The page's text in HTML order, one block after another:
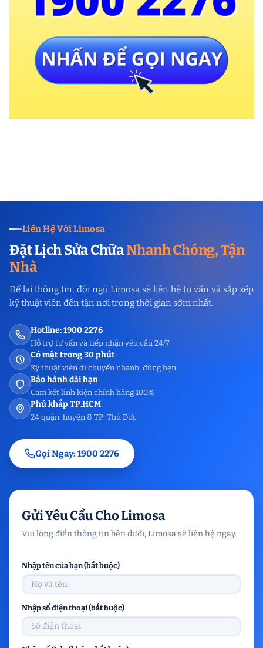
Liên Hệ Với Limosa
Đặt Lịch Sửa ChữaNhanh Chóng, Tận
Nhà
Để lại thông tin, đội ngũ Limosa sẽ liên hệ tư vấn và sắp xếp
kỹ thuật viên đến tận nơi trong thời gian sớm nhất.
Hotline: 1900 2276
Hỗ trợ tư vấn và tiếp nhận yêu cầu 24/7
Có mặt trong 30 phút
Kỹ thuật viên di chuyển nhanh, đúng hẹn
Bảo hành dài hạn
Cam kết linh kiện chính hãng 100%
Phủ khắp TP.HCM
24 quận, huyện & TP. Thủ Đức
Gọi Ngay: 1900 2276
Gửi Yêu Cầu Cho Limosa
Vui lòng điền thông tin bên dưới, Limosa sẽ liên hệ ngay.
Nhập tên của bạn (bắt buộc)
Nhập số điện thoại (bắt buộc)